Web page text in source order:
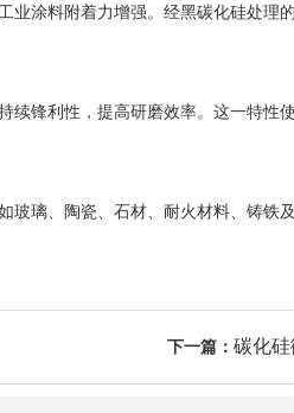
涂料附着力增强。经黑碳化硅处理
续锋利性，提高研磨效率。这一特性
璃、陶瓷、石材、耐火材料、铸铁
下一篇： 碳化硅